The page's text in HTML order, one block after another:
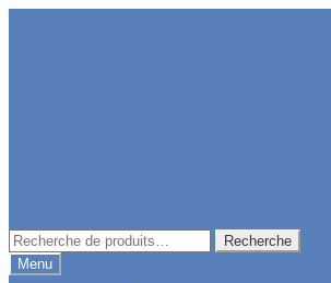
Recherche
pour :
Recherche
Menu